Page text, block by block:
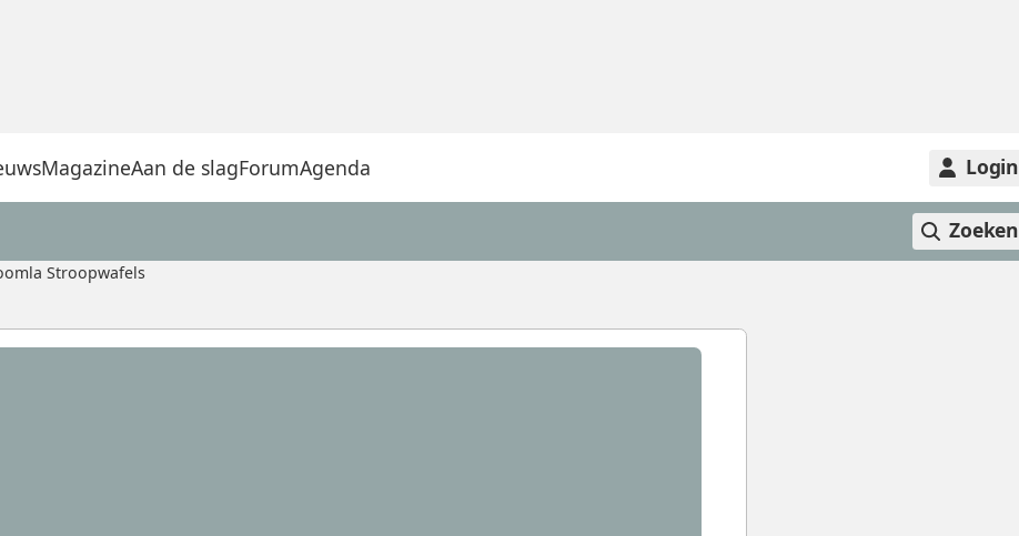
MagazineAan de slagForumAgenda Login
Zoeken
Stroopwafels